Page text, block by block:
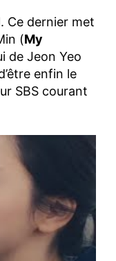
Ce dernier met
(My
de Jeon Yeo
enfin le
SBS courant